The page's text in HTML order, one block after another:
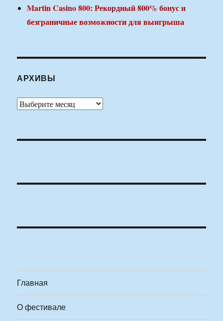
Martin Casino 800: Рекордный 800% бонус и
безграничные возможности для выигрыша
АРХИВЫ
Архивы
Главная
О фестивале